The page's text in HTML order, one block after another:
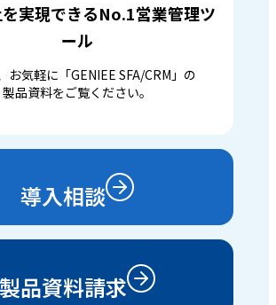
実現できるNo.1営業管理ツ
ール
お気軽に「GENIEE SFA/CRM」の
製品資料をご覧ください。
導入相談
製品資料請求